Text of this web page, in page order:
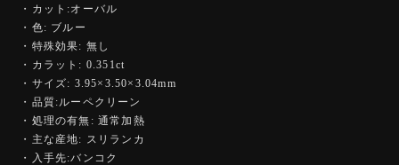
・カット:オーバル
・色: ブルー
・特殊効果: 無し
・カラット: 0.351ct
・サイズ: 3.95×3.50×3.04mm
・品質:ルーペクリーン
・処理の有無: 通常加熱
・主な産地: スリランカ
・入手先:バンコク